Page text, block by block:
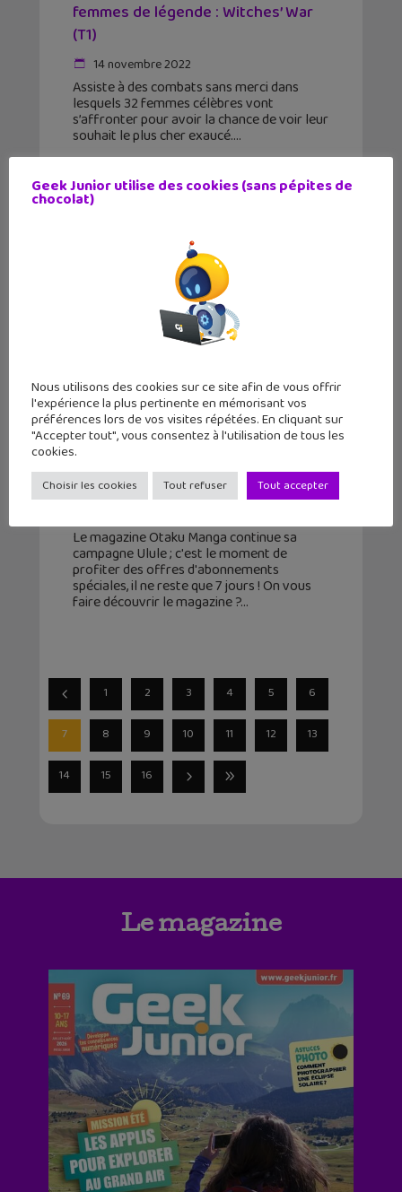
femmes de légende : Witches’ War
(T1)
14 novembre 2022
Assiste à des combats sans merci dans
lesquels 32 femmes célèbres vont
s’affronter pour avoir la chance de voir leur
souhait le plus cher exaucé.
Otaku Manga : plus que 7 jours pour
profiter des meilleures offres
d’abonnement sur...
Le magazine Otaku Manga continue sa
campagne Ulule ; c'est le moment de
profiter des offres d'abonnements
spéciales, il ne reste que 7 jours ! On vous
faire découvrir le magazine ?
1 2 3 4 5 6
7 8 9 10 11 12 13
14 15 16
Le magazine
Geek Junior utilise des cookies (sans pépites de
chocolat)
Nous utilisons des cookies sur ce site afin de vous offrir
l'expérience la plus pertinente en mémorisant vos
préférences lors de vos visites répétées. En cliquant sur
"Accepter tout", vous consentez à l'utilisation de tous les
cookies.
Choisir les cookies Tout refuser Tout accepter